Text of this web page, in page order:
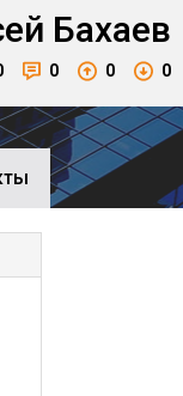
Бахаев
0 0 0